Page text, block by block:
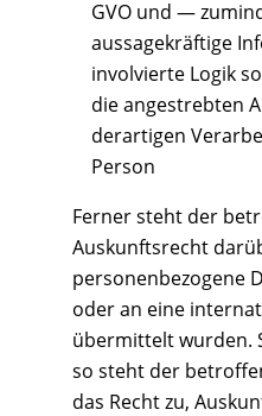
GVO und —
aussagekräftige
involvierte Logik
die angestrebten
derartigen
Person
Ferner steht der
Auskunftsrecht
personenbezogene
oder an eine
übermittelt wurden.
so steht der
das Recht zu,